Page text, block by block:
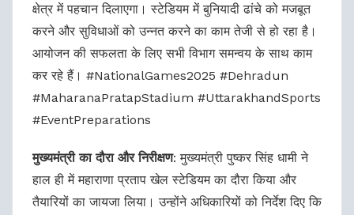
क्षेत्र में पहचान दिलाएगा। स्टेडियम में बुनियादी ढांचे को मजबूत
करने और सुविधाओं को उन्नत करने का काम तेजी से हो रहा है।
आयोजन की सफलता के लिए सभी विभाग समन्वय के साथ काम
कर रहे हैं। #NationalGames2025 #Dehradun
#MaharanaPratapStadium #UttarakhandSports
#EventPreparations
मुख्यमंत्री का दौरा और निरीक्षण: मुख्यमंत्री पुष्कर सिंह धामी ने
हाल ही में महाराणा प्रताप खेल स्टेडियम का दौरा किया और
तैयारियों का जायजा लिया। उन्होंने अधिकारियों को निर्देश दिए कि